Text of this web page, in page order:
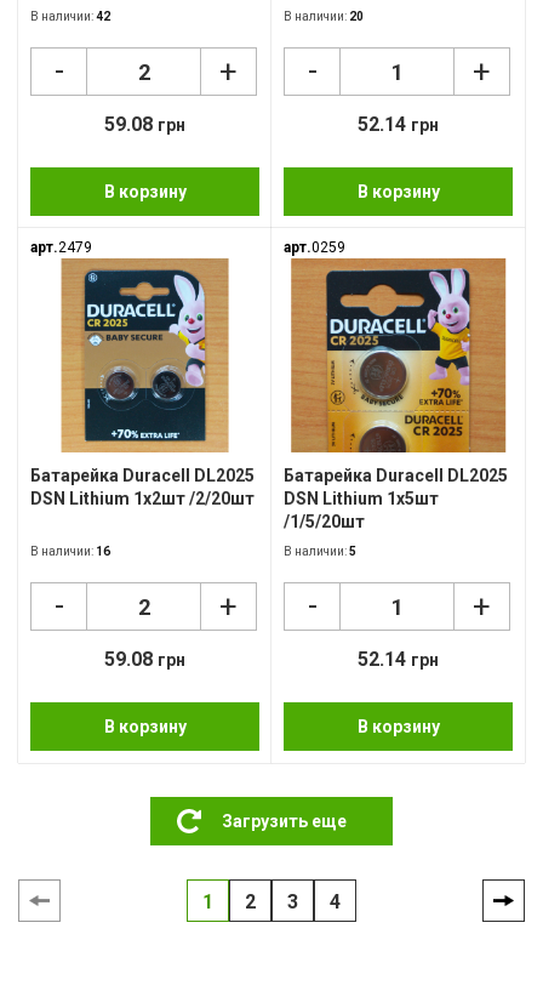
В наличии:42
- +
59.08 грн
В корзину
В наличии: 20
- +
52.14 грн
В корзину
арт.2479
Батарейка Duracell DL2025
DSN Lithium 1x2шт /2/20шт
В наличии: 16
- +
59.08 грн
В корзину
арт.0259
Батарейка Duracell DL2025
DSN Lithium 1x5шт
/1/5/20шт
В наличии:5
- +
52.14 грн
В корзину
Загрузить еще
1 2 3 4